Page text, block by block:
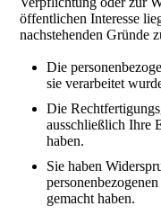
öffentlichen Interesse
nachstehenden Gründe
Die
sie verarbeitet
Die
ausschließlich Ihre
haben.
Sie haben
gemacht haben.